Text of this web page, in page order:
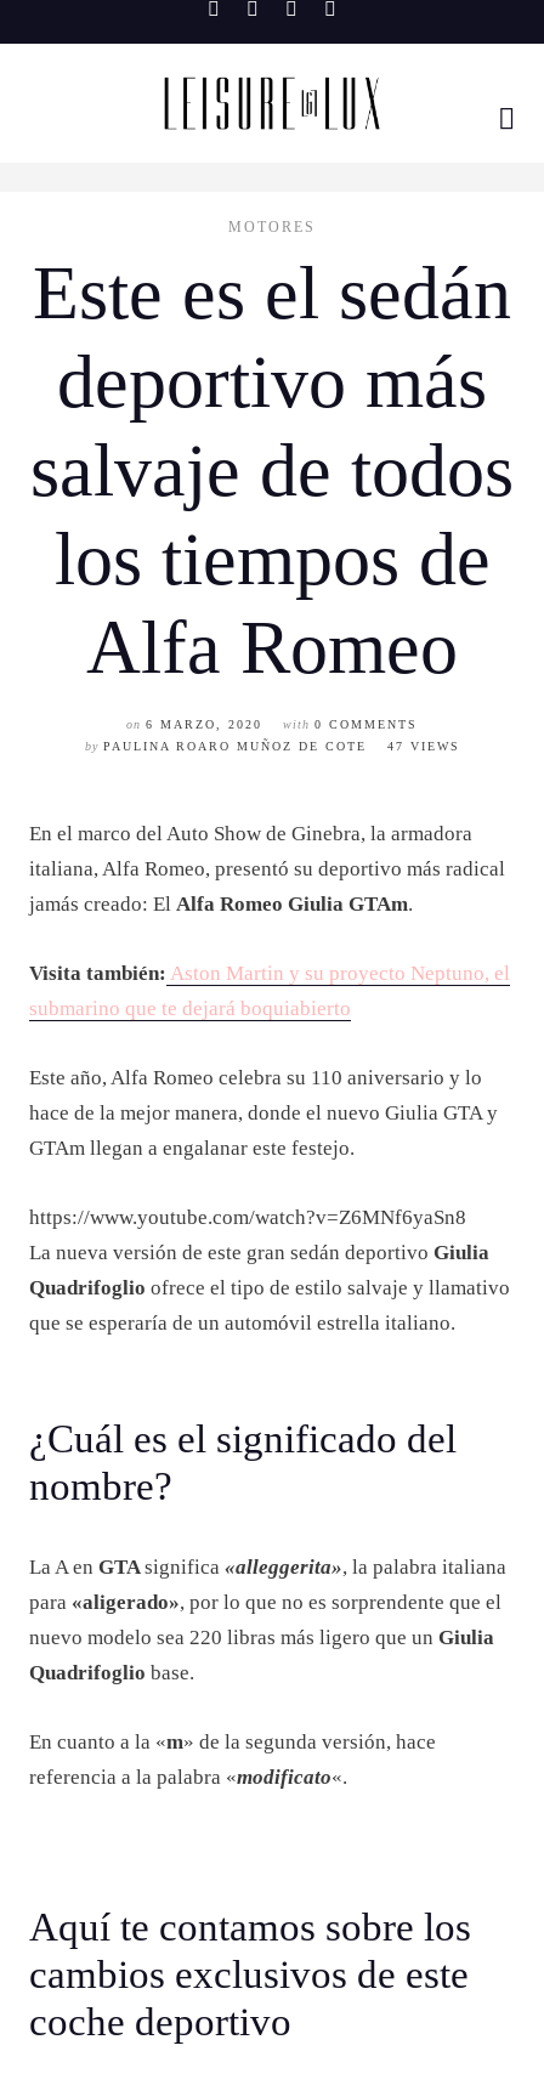
to
MOTORES
Este es el sedán
deportivo más
salvaje de todos
los tiempos de
Alfa Romeo
on 6 MARZO, 2020 with 0 COMMENTS
by PAULINA ROARO MUÑOZ DE COTE 47 VIEWS
En el marco del Auto Show de Ginebra, la armadora
italiana, Alfa Romeo, presentó su deportivo más radical
jamás creado: El Alfa Romeo Giulia GTAm.
Visita también: Aston Martin y su proyecto Neptuno, el
submarino que te dejará boquiabierto
Este año, Alfa Romeo celebra su 110 aniversario y lo
hace de la mejor manera, donde el nuevo Giulia GTA y
GTAm llegan a engalanar este festejo.
https://www.youtube.com/watch?v=Z6MNf6yaSn8
La nueva versión de este gran sedán deportivo Giulia
Quadrifoglio ofrece el tipo de estilo salvaje y llamativo
que se esperaría de un automóvil estrella italiano.
¿Cuál es el significado del
nombre?
La A en GTAsignifica «alleggerita», la palabra italiana
para «aligerado», por lo que no es sorprendente que el
nuevo modelo sea 220 libras más ligero que un Giulia
Quadrifoglio base.
En cuanto a la «m» de la segunda versión, hace
referencia a la palabra «modificato«.
Aquí te contamos sobre los
cambios exclusivos de este
coche deportivo